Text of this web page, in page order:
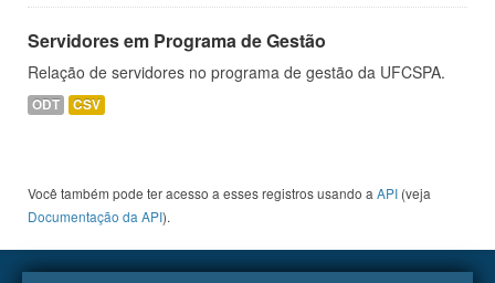
Servidores em Programa de Gestão
Relação de servidores no programa de gestão da UFCSPA.
ODT CSV
Você também pode ter acesso a esses registros usando a API (veja
Documentação da API).